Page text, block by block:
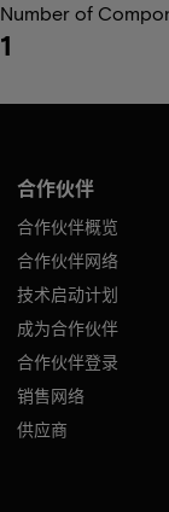
Number of
1
合作伙伴
合作伙伴概览
合作伙伴网络
技术启动计划
成为合作伙伴
合作伙伴登录
销售网络
供应商